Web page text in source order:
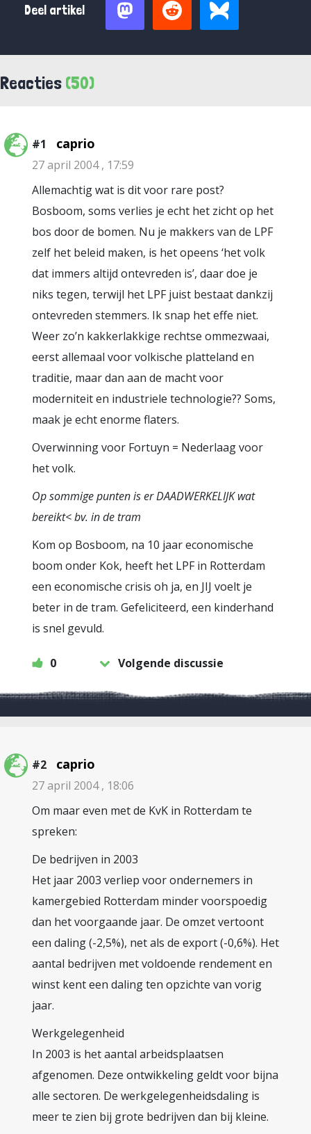
Deel artikel
Reacties (50)
#1 caprio
27 april 2004 , 17:59
Allemachtig wat is dit voor rare post?
Bosboom, soms verlies je echt het zicht op het
bos door de bomen. Nu je makkers van de LPF
zelf het beleid maken, is het opeens ‘het volk
dat immers altijd ontevreden is’, daar doe je
niks tegen, terwijl het LPF juist bestaat dankzij
ontevreden stemmers. Ik snap het effe niet.
Weer zo’n kakkerlakkige rechtse ommezwaai,
eerst allemaal voor volkische platteland en
traditie, maar dan aan de macht voor
moderniteit en industriele technologie?? Soms,
maak je echt enorme flaters.
Overwinning voor Fortuyn = Nederlaag voor
het volk.
Op sommige punten is er DAADWERKELIJK wat
bereikt< bv. in de tram
Kom op Bosboom, na 10 jaar economische
boom onder Kok, heeft het LPF in Rotterdam
een economische crisis oh ja, en JIJ voelt je
beter in de tram. Gefeliciteerd, een kinderhand
is snel gevuld.
0 Volgende discussie
#2 caprio
27 april 2004 , 18:06
Om maar even met de KvK in Rotterdam te
spreken:
De bedrijven in 2003
Het jaar 2003 verliep voor ondernemers in
kamergebied Rotterdam minder voorspoedig
dan het voorgaande jaar. De omzet vertoont
een daling (-2,5%), net als de export (-0,6%). Het
aantal bedrijven met voldoende rendement en
winst kent een daling ten opzichte van vorig
jaar.
Werkgelegenheid
In 2003 is het aantal arbeidsplaatsen
afgenomen. Deze ontwikkeling geldt voor bijna
alle sectoren. De werkgelegenheidsdaling is
meer te zien bij grote bedrijven dan bij kleine.